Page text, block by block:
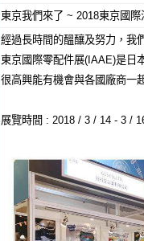
東京我們來了 ~ 2018東京國
經過長時間的醞釀及努力，我
東京國際零配件展(IAAE)是日
很高興能有機會與各國廠商一
展覽時間 : 2018 / 3 / 14 - 3 /